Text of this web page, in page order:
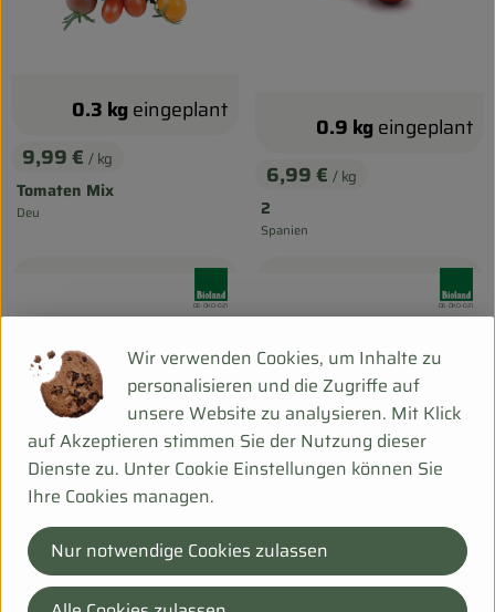
, Preis:
9,99 € / kg
Tomaten Mix
, Herkunft:
Deu
0.3 kgeingeplant
, Preis:
6,99 €/ kg
2
, Herkunft:
Spanien
0.9 kgeingeplant
, Preis:
3,19 €/ kg
0.8 kgeingeplant
, Kontrollstelle:
DE-ÖKO-021
3,19 €/ St
1 Steingeplant
, Kontrollstelle:
DE-ÖKO-021
Wir verwenden Cookies, um Inhalte zu
personalisieren und die Zugriffe auf
unsere Website zu analysieren. Mit Klick
auf Akzeptieren stimmen Sie der Nutzung dieser
Dienste zu. Unter Cookie Einstellungen können Sie
Ihre Cookies managen.
Nur notwendige Cookies zulassen